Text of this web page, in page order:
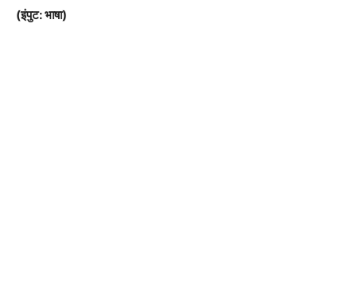
(इंपुट: भाषा)